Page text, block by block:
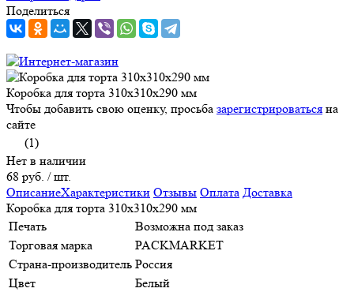
Поделиться
Коробка для торта 310x310x290 мм
Чтобы добавить свою оценку, просьба зарегистрироваться на
сайте
(1)
Нет в наличии
68 руб. / шт.
ОписаниеХарактеристики Отзывы Оплата Доставка
Коробка для торта 310x310x290 мм
Печать
Возможна под заказ
Торговая марка
PACKMARKET
Страна-производитель Россия
Цвет
Белый